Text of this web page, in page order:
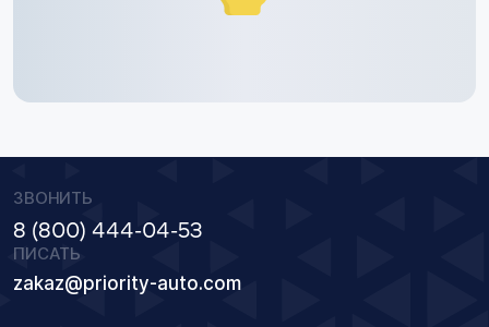
ЗВОНИТЬ
8 (800) 444-04-53
ПИСАТЬ
zakaz@priority-auto.com